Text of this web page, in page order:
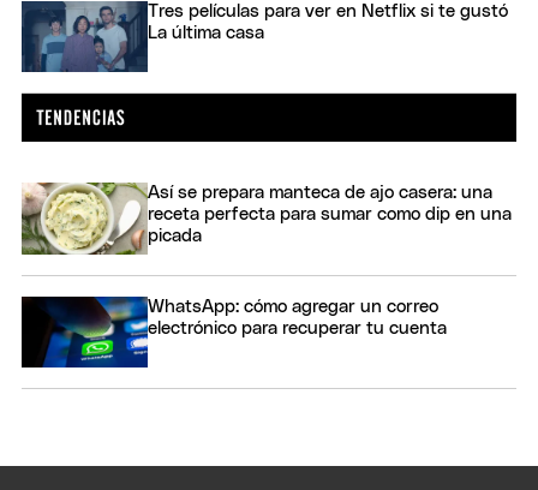
Tres películas para ver en Netflix si te gustó
La última casa
Así se prepara manteca de ajo casera: una
receta perfecta para sumar como dip en una
picada
WhatsApp: cómo agregar un correo
electrónico para recuperar tu cuenta